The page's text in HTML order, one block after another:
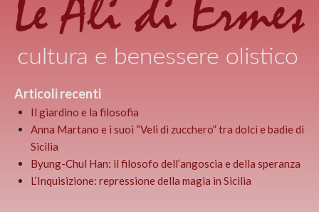
Articoli recenti
Il giardino e la filosofia
Anna Martano e i suoi “Veli di zucchero” tra dolci e badie di
Sicilia
Byung-Chul Han: il filosofo dell’angoscia e della speranza
L’Inquisizione: repressione della magia in Sicilia